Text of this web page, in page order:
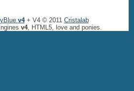
v4+ V4 © 2011 Cristalab
v4, HTML5, love and ponies.